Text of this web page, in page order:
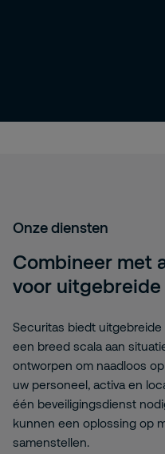
Onze diensten
Combineer met
voor
Securitas biedt
een breed scala aan
ontworpen om naadloos
uw personeel, activa en
één beveiligingsdienst
kunnen een oplossing op
samenstellen.